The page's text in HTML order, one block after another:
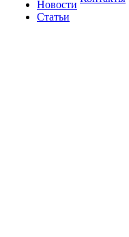
Новости
Статьи